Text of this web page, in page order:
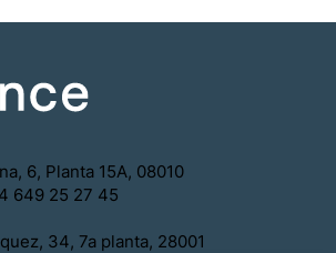
6, Planta 15A, 08010
649 25 27 45
34, 7a planta, 28001